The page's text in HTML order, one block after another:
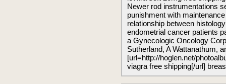
Newer rod instrumentations
punishment with
relationship between
endometrial cancer patients
a Gynecologic Oncology
Sutherland, A Wattanathum,
[url=http://hoglen.net/
viagra free shipping[/url]